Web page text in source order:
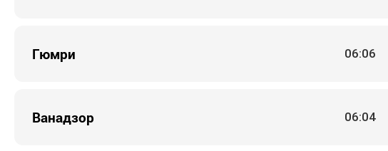
Гюмри 06:06
Ванадзор 06:04